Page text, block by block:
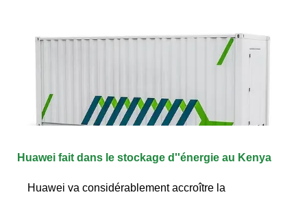
Huawei fait dans le stockage d''énergie au Kenya
Huawei va considérablement accroître la